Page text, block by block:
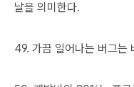
날을 의미한다.
49. 가끔 일어나는 버그는